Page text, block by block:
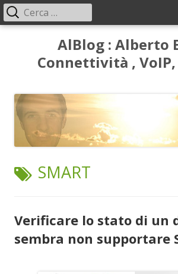
contenuto
AlBlog : Alberto
Connettività , VoIP,
Menu
principale
Ricerca
per:
TAG:
SMART
Verificare lo stato di un
sembra non supportare